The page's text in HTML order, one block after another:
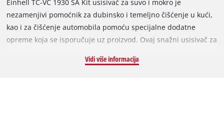
Einhell TC-VC 1930 SA Kit usisivač za suvo i mokro je
nezamenjivi pomoćnik za dubinsko i temeljno čišćenje u kući,
kao i za čišćenje automobila pomoću specijalne dodatne
opreme koja se isporučuje uz proizvod. Ovaj snažni usisivač za
čišćenju svih vrsta površina koje nisu osetljive na vodu. Za
Vidi više informacija